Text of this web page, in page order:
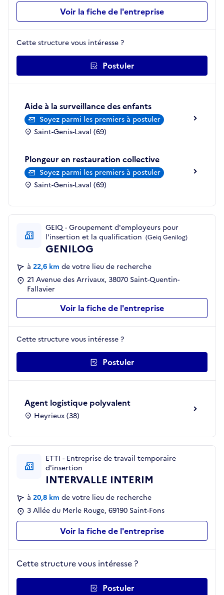
Voir la fiche de l'entreprise
Cette structure vous intéresse ?
Postuler
Aide à la surveillance des enfants
Soyez parmi les premiers à postuler
Saint-Genis-Laval (69)
Plongeur en restauration collective
Soyez parmi les premiers à postuler
Saint-Genis-Laval (69)
GEIQ - Groupement d'employeurs pour
l'insertion et la qualification (Geiq Genilog)
GENILOG
à 22,6 km de votre lieu de recherche
21 Avenue des Arrivaux, 38070 Saint-Quentin-
Fallavier
Voir la fiche de l'entreprise
Cette structure vous intéresse ?
Postuler
Agent logistique polyvalent
Heyrieux (38)
ETTI - Entreprise de travail temporaire
d'insertion
INTERVALLE INTERIM
à 20,8 km de votre lieu de recherche
3 Allée du Merle Rouge, 69190 Saint-Fons
Voir la fiche de l'entreprise
Cette structure vous intéresse ?
Postuler